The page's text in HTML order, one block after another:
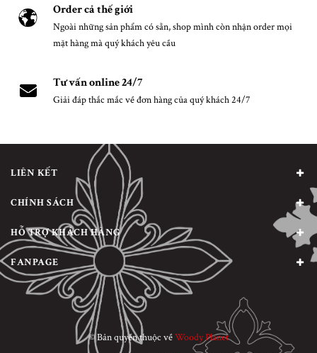
Order cả thế giới
Ngoài những sản phẩm có sẵn, shop mình còn nhận order mọi
mặt hàng mà quý khách yêu cầu
Tư vấn online 24/7
Giải đáp thắc mắc về đơn hàng của quý khách 24/7
LIÊN KẾT
CHÍNH SÁCH
HỖ TRỢ KHÁCH HÀNG
FANPAGE
© Bản quyền thuộc vềWoody Planet